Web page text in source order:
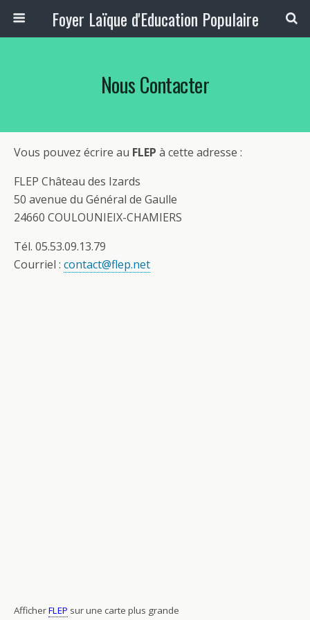
Foyer Laïque d'Education Populaire
Nous Contacter
Vous pouvez écrire au FLEP à cette adresse :
FLEP Château des Izards
50 avenue du Général de Gaulle
24660 COULOUNIEIX-CHAMIERS
Tél. 05.53.09.13.79
Courriel : contact@flep.net
AfficherFLEP sur une carte plus grande